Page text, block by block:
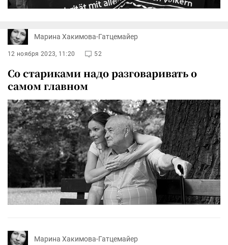
Марина Хакимова-Гатцемайер
12 ноября 2023, 11:20 52
Со стариками надо разговаривать о
самом главном
Марина Хакимова-Гатцемайер